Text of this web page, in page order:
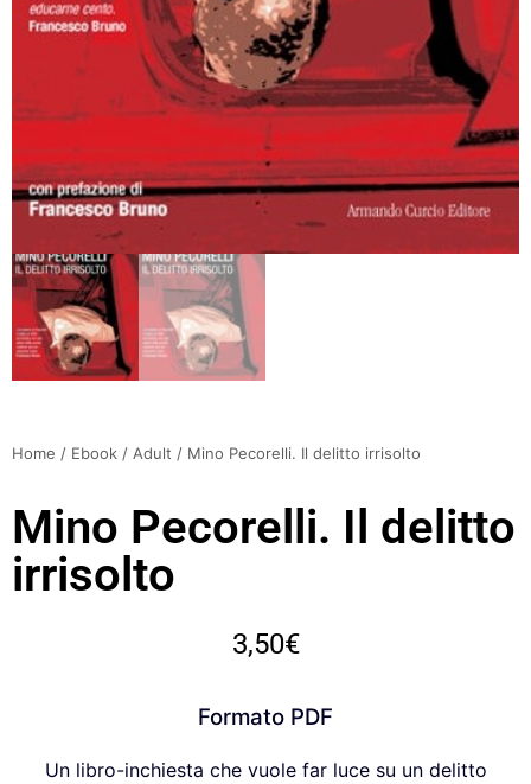
Home / Ebook / Adult / Mino Pecorelli. Il delitto irrisolto
Mino Pecorelli. Il delitto
irrisolto
3,50€
Formato PDF
Un libro-inchiesta che vuole far luce su un delitto